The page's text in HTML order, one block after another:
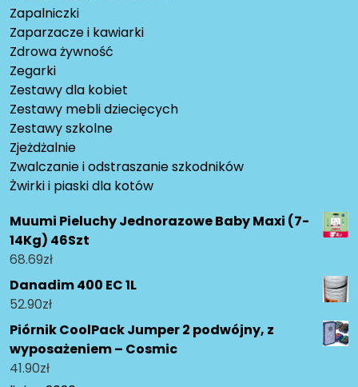
Zapalniczki
Zaparzacze i kawiarki
Zdrowa żywność
Zegarki
Zestawy dla kobiet
Zestawy mebli dziecięcych
Zestawy szkolne
Zjeżdżalnie
Zwalczanie i odstraszanie szkodników
Żwirki i piaski dla kotów
Muumi Pieluchy Jednorazowe Baby Maxi (7-
14Kg) 46Szt
68.69zł
Danadim 400 EC 1L
52.90zł
Piórnik CoolPack Jumper 2 podwójny, z
wyposażeniem – Cosmic
41.90zł